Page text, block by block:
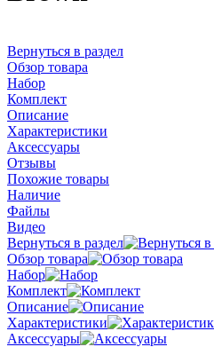
Вернуться в раздел
Обзор товара
Набор
Комплект
Описание
Характеристики
Аксессуары
Отзывы
Похожие товары
Наличие
Файлы
Видео
Вернуться в раздел
Обзор товара
Набор
Комплект
Описание
Характеристики
Аксессуары